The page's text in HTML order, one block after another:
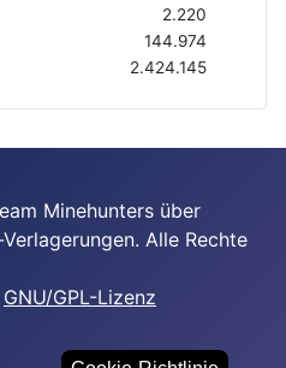
2.220
144.974
2.424.145
Minehunters über
Alle Rechte
GNU/GPL-Lizenz